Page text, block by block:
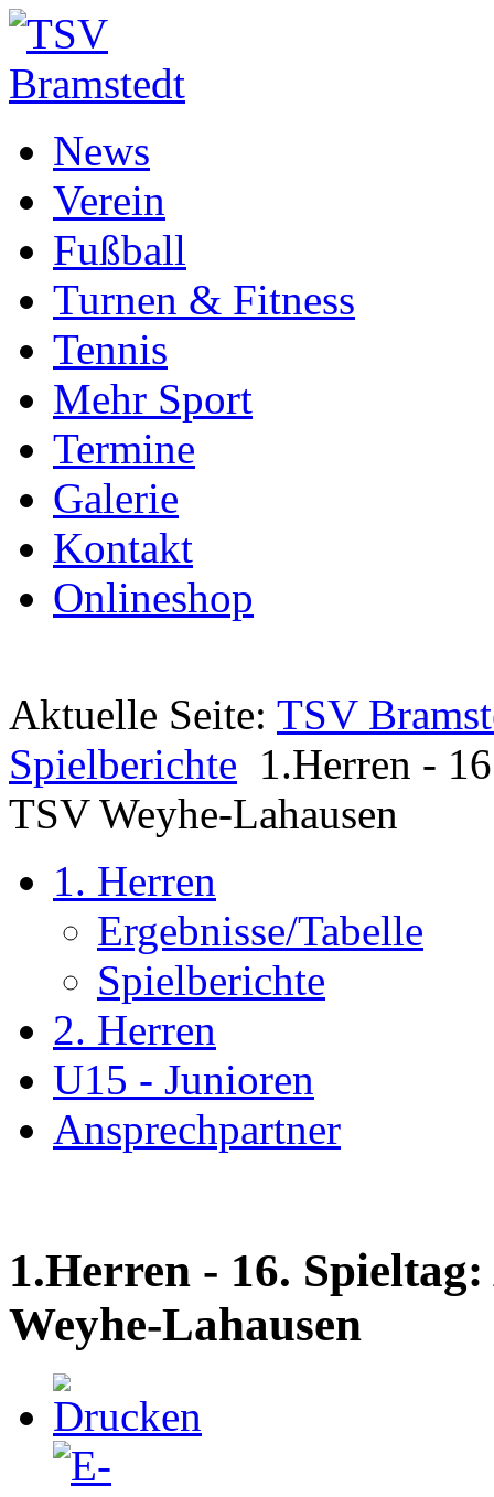
News
Verein
Fußball
Turnen & Fitness
Tennis
Mehr Sport
Termine
Galerie
Kontakt
Onlineshop
Aktuelle Seite: TSV
Spielberichte 1.Herren -
TSV Weyhe-Lahausen
1. Herren
Ergebnisse/Tabelle
Spielberichte
2. Herren
U15 - Junioren
Ansprechpartner
1.Herren - 16.
Weyhe-Lahausen